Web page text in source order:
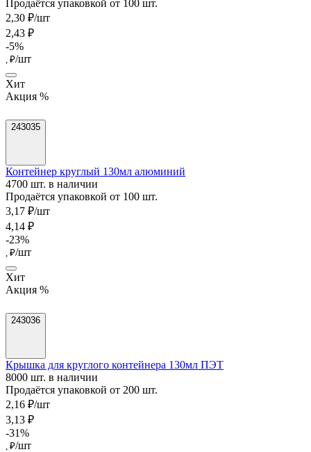
Продаётся упаковкой от 100 шт.
2,30 ₽/шт
2,43 ₽
-5%
, ₽/шт
Хит
Акция %
243035
Контейнер круглый 130мл алюминий
4700 шт. в наличии
Продаётся упаковкой от 100 шт.
3,17 ₽/шт
4,14 ₽
-23%
, ₽/шт
Хит
Акция %
243036
Крышка для круглого контейнера 130мл ПЭТ
8000 шт. в наличии
Продаётся упаковкой от 200 шт.
2,16 ₽/шт
3,13 ₽
-31%
, ₽/шт